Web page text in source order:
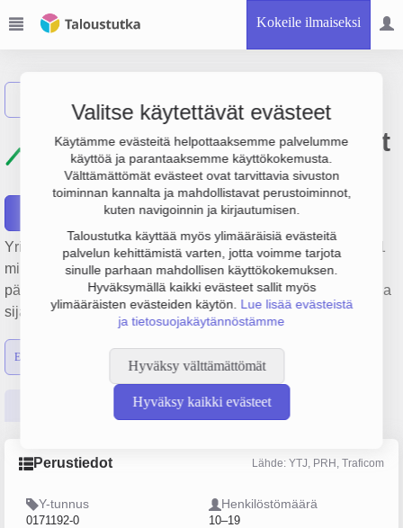
Kokeile ilmaiseksi
Valitse käytettävät evästeet
Käytämme evästeitä helpottaaksemme palvelumme
käyttöä ja parantaaksemme käyttökokemusta.
Välttämättömät evästeet ovat tarvittavia sivuston
toiminnan kannalta ja mahdollistavat perustoiminnot,
kuten navigoinnin ja kirjautumisen.
Taloustutka käyttää myös ylimääräisiä evästeitä
palvelun kehittämistä varten, jotta voimme tarjota
sinulle parhaan mahdollisen käyttökokemuksen.
Hyväksymällä kaikki evästeet sallit myös
ylimääräisten evästeiden käytön. Lue lisää evästeistä
ja tietosuojakäytännöstämme
Hyväksy välttämättömät
Hyväksy kaikki evästeet
Kuopion Opiskelija-asunnot
Oy
Yrityksen Kuopion Opiskelija-asunnot Oy liikevaihto on 12.1
milj. €, tulos 1.4 milj. € ja henkilöstömäärä 14. Sen
päätoimiala on Asuntojen vuokraus, perustamisvuosi 1978 ja
sijainti Kuopio. Yrityksen yhtiömuoto Osakeyhtiö (OY).
Emon luvut
Tilinpäätösluvut Päättäjätiedot
Perustiedot Lähde: YTJ, PRH, Traficom
Y-tunnus
0171192-0
Henkilöstömäärä
10–19